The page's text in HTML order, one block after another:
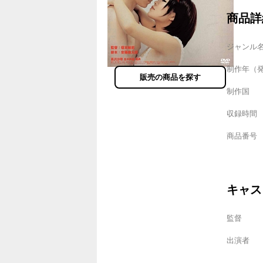
販売の商品を探す
商品
ジャンル
制作年（
制作国
収録時間
商品番号
キャ
監督
出演者